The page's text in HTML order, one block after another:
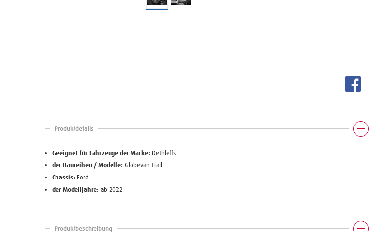
Produktdetails
Geeignet für Fahrzeuge der Marke: Dethleffs
der Baureihen / Modelle: Globevan Trail
Chassis: Ford
der Modelljahre: ab 2022
Produktbeschreibung